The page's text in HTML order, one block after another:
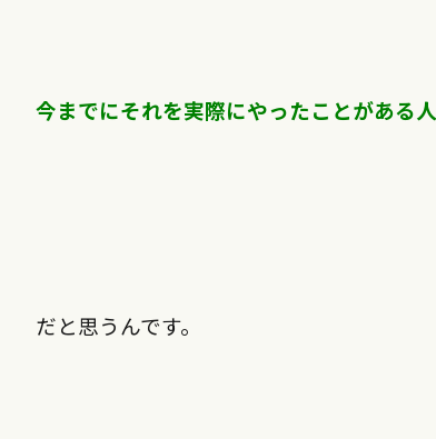
今までにそれを実際にやったことがある人
だと思うんです。